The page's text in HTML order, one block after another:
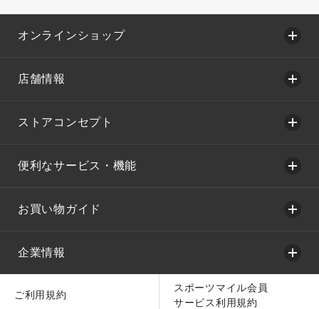
オンラインショップ
店舗情報
ストアコンセプト
便利なサービス・機能
お買い物ガイド
企業情報
ご利用規約
スポーツマイル会員
サービス利用規約